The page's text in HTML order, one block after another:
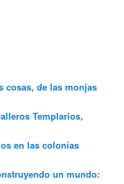
cosas, de las monjas
Templarios,
en las colonias
un mundo: